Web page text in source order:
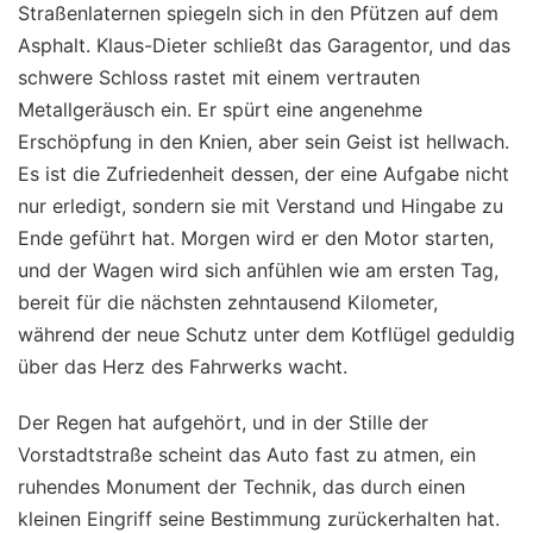
Straßenlaternen spiegeln sich in den Pfützen auf dem
Asphalt. Klaus-Dieter schließt das Garagentor, und das
schwere Schloss rastet mit einem vertrauten
Metallgeräusch ein. Er spürt eine angenehme
Erschöpfung in den Knien, aber sein Geist ist hellwach.
Es ist die Zufriedenheit dessen, der eine Aufgabe nicht
nur erledigt, sondern sie mit Verstand und Hingabe zu
Ende geführt hat. Morgen wird er den Motor starten,
und der Wagen wird sich anfühlen wie am ersten Tag,
bereit für die nächsten zehntausend Kilometer,
während der neue Schutz unter dem Kotflügel geduldig
über das Herz des Fahrwerks wacht.
Der Regen hat aufgehört, und in der Stille der
Vorstadtstraße scheint das Auto fast zu atmen, ein
ruhendes Monument der Technik, das durch einen
kleinen Eingriff seine Bestimmung zurückerhalten hat.